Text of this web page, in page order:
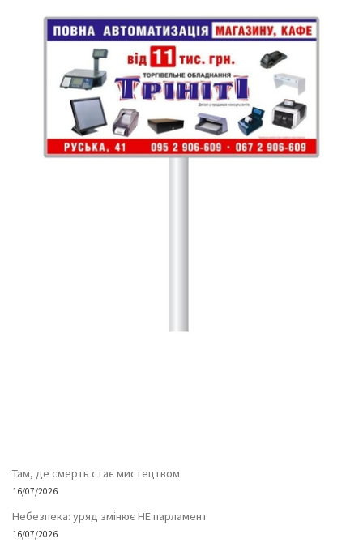
Там, де смерть стає мистецтвом
16/07/2026
Небезпека: уряд змінює НЕ парламент
16/07/2026